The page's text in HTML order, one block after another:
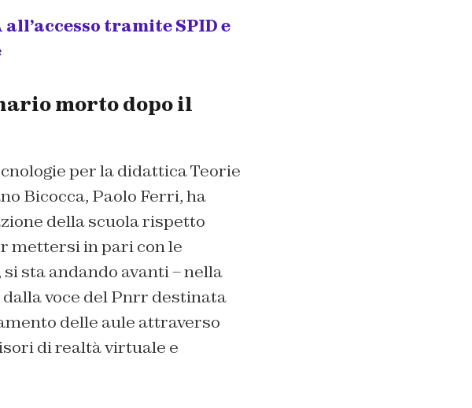
tramite SPID e
morto dopo il
per la didattica Teorie
Bicocca, Paolo Ferri, ha
della scuola rispetto
mettersi in pari con le
sta andando avanti – nella
voce del Pnrr destinata
delle aule attraverso
di realtà virtuale e